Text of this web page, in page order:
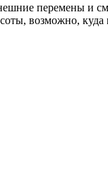
перемены и
возможно,